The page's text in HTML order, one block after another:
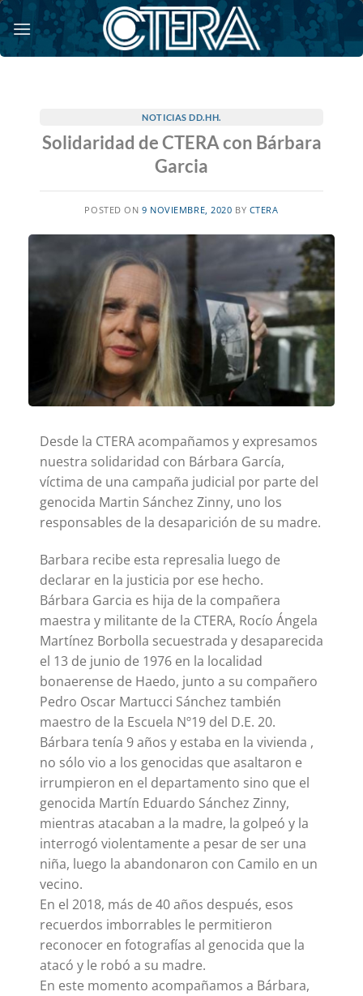
Saltar
al
contenido
NOTICIAS DD.HH.
Solidaridad de CTERA con Bárbara
Garcia
POSTED ON 9 NOVIEMBRE, 2020 BY CTERA
Desde la CTERA acompañamos y expresamos
nuestra solidaridad con Bárbara García,
víctima de una campaña judicial por parte del
genocida Martin Sánchez Zinny, uno los
responsables de la desaparición de su madre.
Barbara recibe esta represalia luego de
declarar en la justicia por ese hecho.
Bárbara Garcia es hija de la compañera
maestra y militante de la CTERA, Rocío Ángela
Martínez Borbolla secuestrada y desaparecida
el 13 de junio de 1976 en la localidad
bonaerense de Haedo, junto a su compañero
Pedro Oscar Martucci Sánchez también
maestro de la Escuela Nº19 del D.E. 20.
Bárbara tenía 9 años y estaba en la vivienda ,
no sólo vio a los genocidas que asaltaron e
irrumpieron en el departamento sino que el
genocida Martín Eduardo Sánchez Zinny,
mientras atacaban a la madre, la golpeó y la
interrogó violentamente a pesar de ser una
niña, luego la abandonaron con Camilo en un
vecino.
En el 2018, más de 40 años después, esos
recuerdos imborrables le permitieron
reconocer en fotografías al genocida que la
atacó y le robó a su madre.
En este momento acompañamos a Bárbara,